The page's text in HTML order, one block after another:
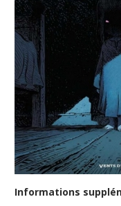
Informations